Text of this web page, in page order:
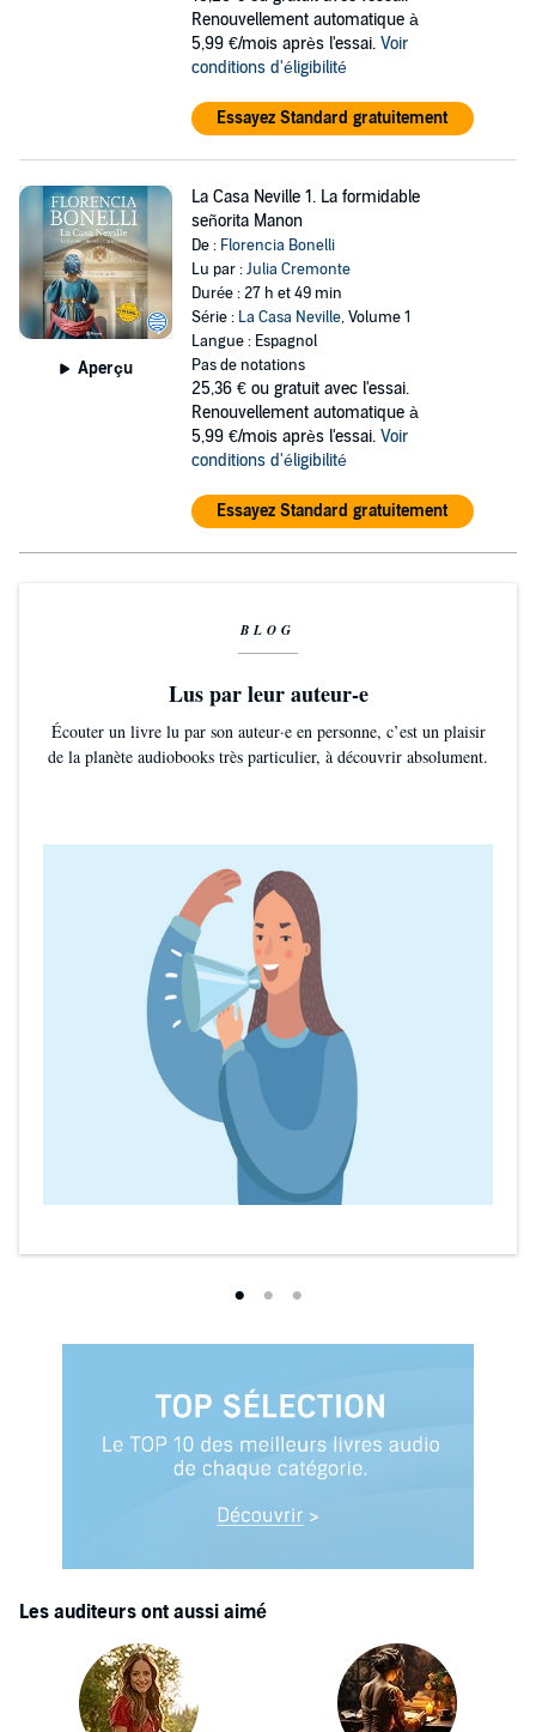
Renouvellement automatique à
5,99 €/mois après l'essai. Voir
conditions d'éligibilité
Essayez Standard gratuitement
Aperçu
La Casa Neville 1. La formidable
señorita Manon
De : Florencia Bonelli
Lu par :Julia Cremonte
Durée : 27 h et 49 min
Série : La Casa Neville, Volume 1
Langue : Espagnol
Pas de notations
25,36 € ou gratuit avec l'essai.
Renouvellement automatique à
5,99 €/mois après l'essai. Voir
conditions d'éligibilité
Essayez Standard gratuitement
BLOG
Lus par leur auteur-e
Écouter un livre lu par son auteur·e en personne, c’est un plaisir
de la planète audiobooks très particulier, à découvrir absolument.
Les auditeurs ont aussi aimé